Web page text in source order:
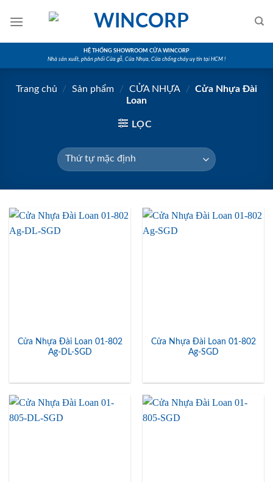
HỆ THỐNG SHOWROOM CỬA WINCORP
Nhà sản xuất, phân phối Cửa gỗ, Cửa Nhựa, Cửa chống cháy uy tín tại HCM !
Trang chủ / Sản phẩm / CỬA NHỰA / Cửa Nhựa Đài
Loan
LỌC
Cửa Nhựa Đài Loan 01-802
Ag-DL-SGD
Cửa Nhựa Đài Loan 01-802
Ag-SGD